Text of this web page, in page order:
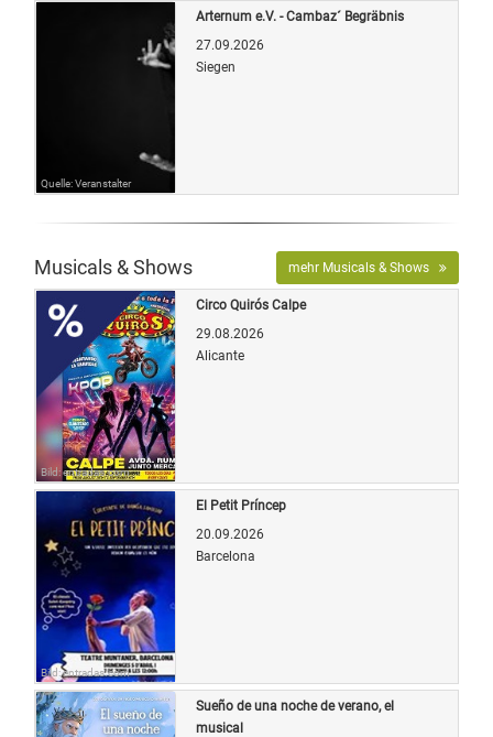
Quelle: Veranstalter
Arternum e.V. - Cambaz´ Begräbnis
27.09.2026
Siegen
Musicals & Shows mehr Musicals & Shows
Bild: entradas.com
Circo Quirós Calpe
29.08.2026
Alicante
Bild: entradas.com
El Petit Príncep
20.09.2026
Barcelona
Sueño de una noche de verano, el
musical